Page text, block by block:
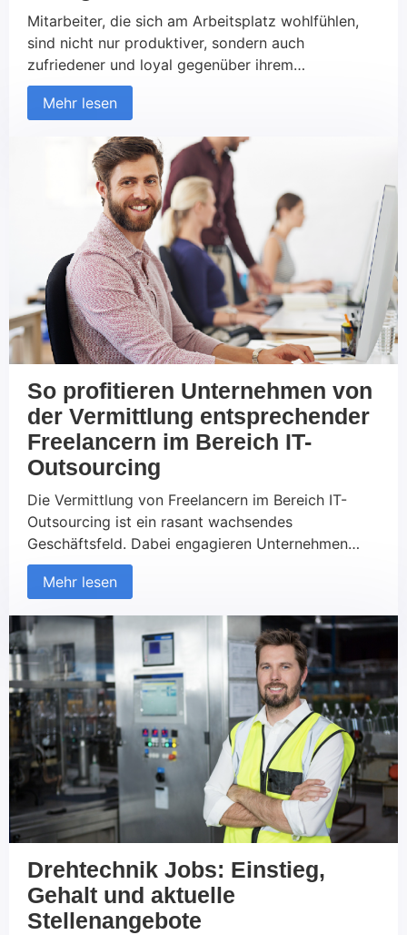
Mitarbeiter, die sich am Arbeitsplatz wohlfühlen,
sind nicht nur produktiver, sondern auch
zufriedener und loyal gegenüber ihrem
Arbeitgeber. In diesem Artikel untersuchen wir die
verschiedenen Aspekte des Wohlbefindens am
positive Arbeitsumgebung schaffen können, die
das Wohlbefinden ihrer Mitarbeiter fördert.
Definition von Wohlbefinden Wohlbefinden am
Arbeitsplatz bezieht sich auf […]
Mehr lesen
So profitieren Unternehmen von
der Vermittlung entsprechender
Freelancern im Bereich IT-
Outsourcing
Die Vermittlung von Freelancern im Bereich IT-
Outsourcing ist ein rasant wachsendes
Geschäftsfeld. Dabei engagieren Unternehmen
externe, selbstständige IT-Experten (Freelancer)
für spezielle Aufgaben oder ganze Projekte,
einzusetzen. Agenturen, die sich auf die
Vermittlung von IT-Freelancern spezialisiert haben,
unterstützen Unternehmen dabei, passende
Fachkräfte je nach Anforderungen und Bedarf zu
finden. In […]
Mehr lesen
Drehtechnik Jobs: Einstieg,
Gehalt und aktuelle
Stellenangebote